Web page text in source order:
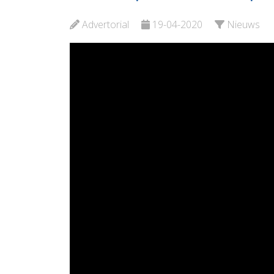
Advertorial 19-04-2020 Nieuws
Bekijk de pagina
Bekijk de